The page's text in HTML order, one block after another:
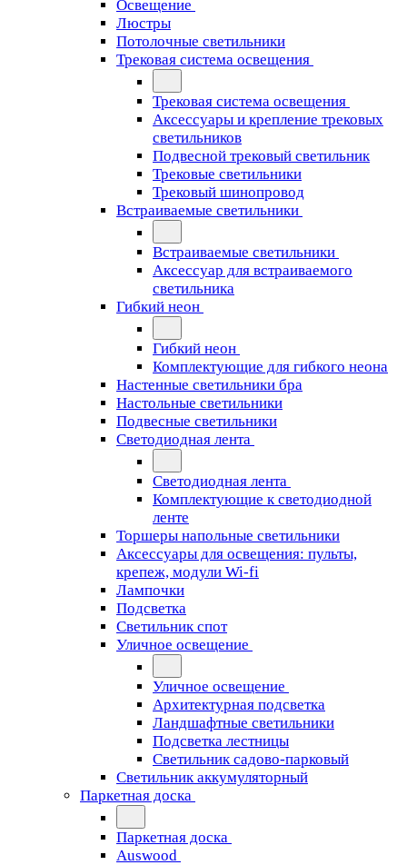
Освещение
Люстры
Потолочные светильники
Трековая система освещения
Трековая система освещения
Аксессуары и крепление трековых
светильников
Подвесной трековый светильник
Трековые светильники
Трековый шинопровод
Встраиваемые светильники
Встраиваемые светильники
Аксессуар для встраиваемого
светильника
Гибкий неон
Гибкий неон
Комплектующие для гибкого неона
Настенные светильники бра
Настольные светильники
Подвесные светильники
Светодиодная лента
Светодиодная лента
Комплектующие к светодиодной
ленте
Торшеры напольные светильники
Аксессуары для освещения: пульты,
крепеж, модули Wi-fi
Лампочки
Подсветка
Светильник спот
Уличное освещение
Уличное освещение
Архитектурная подсветка
Ландшафтные светильники
Подсветка лестницы
Светильник садово-парковый
Светильник аккумуляторный
Паркетная доска
Паркетная доска
Auswood